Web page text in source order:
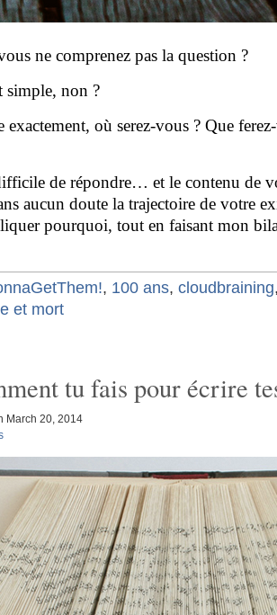
ne comprenez pas la question ?
simple, non ?
exactement, où serez-vous ? Que
de répondre… et le contenu de
aucun doute la trajectoire de votre
pourquoi, tout en faisant mon
, 100 ans, cloudbraining
et mort
tu fais pour écrire
March 20, 2014